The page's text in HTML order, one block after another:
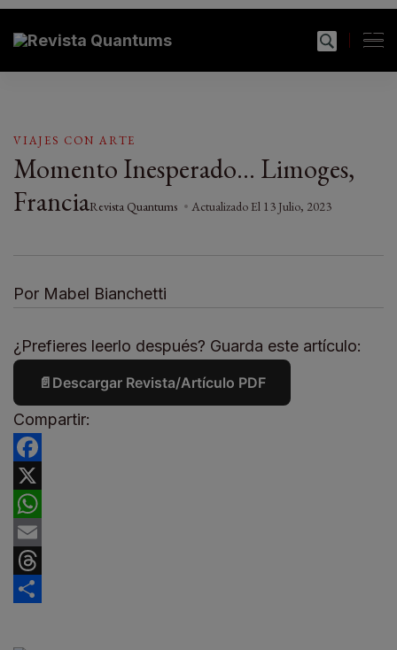
Revista Quantums
Todo sobre Moda, cultura, gastronomía y estilo de
VIAJES CON ARTE
Momento Inesperado… Limoges,
FranciaRevista Quantums Actualizado El 13 Julio, 2023
Por Mabel Bianchetti
¿Prefieres leerlo después? Guarda este artículo:
📄 Descargar Revista/Artículo PDF
Compartir:
Facebook
X
WhatsApp
Email
Threads